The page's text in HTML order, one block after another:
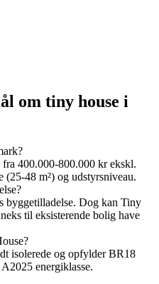
om tiny house i
400.000-800.000 kr ekskl.
48 m²) og udstyrsniveau.
byggetilladelse. Dog kan Tiny
til eksisterende bolig have
isolerede og opfylder BR18
energiklasse.